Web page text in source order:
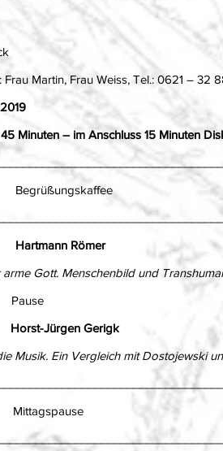
Frau Martin, Frau Weiss, Tel.: 0621 –
Minuten – im Anschluss 15 Minuten
Hartmann Römer
Gott. Menschenbild und
Horst-Jürgen Gerigk
Musik. Ein Vergleich mit Dostojewski